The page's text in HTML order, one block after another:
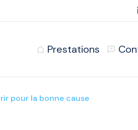
Prestations
pour la bonne cause